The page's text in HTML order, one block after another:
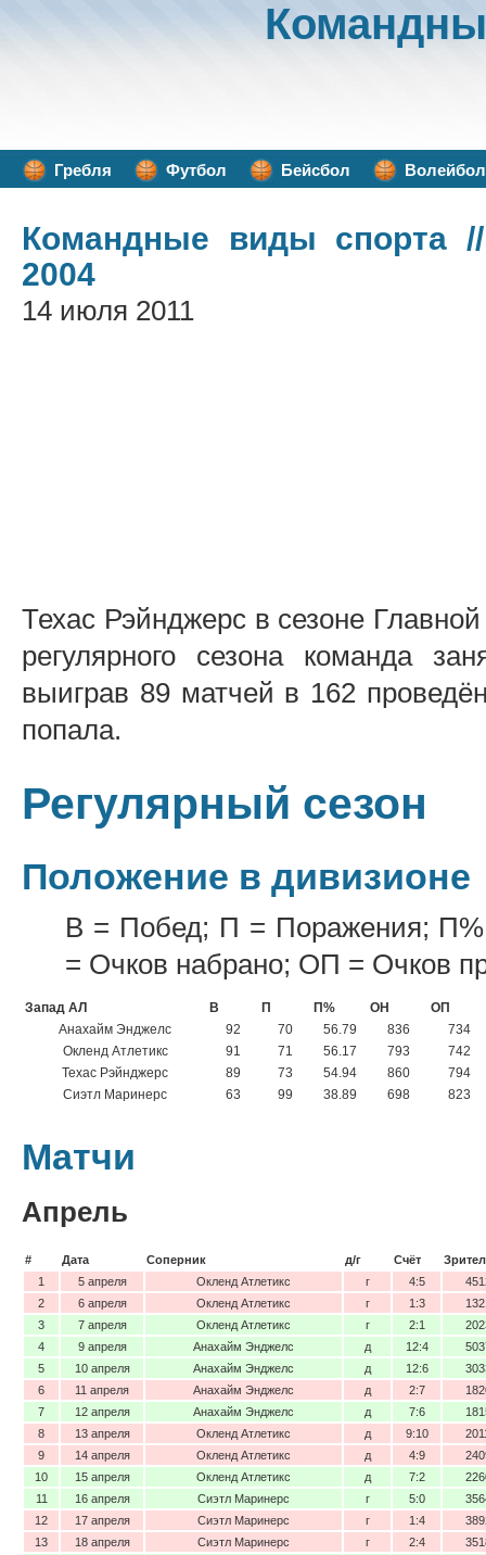
Гребля Футбол Бейсбол Волейбол
Командные виды спорта
2004
14 июля 2011
Техас Рэйнджерс в сезоне
регулярного сезона команда
выиграв 89 матчей в 162
попала.
Регулярный сезон
Положение в дивизионе
В = Побед; П = Поражения;
= Очков набрано; ОП = Очков
Запад АЛ В П П% ОН
ОП
Анахайм Энджелс
92 70 56.79 836
734
Окленд Атлетикс
91 71 56.17 793
742
Техас Рэйнджерс
89 73 54.94 860
794
Сиэтл Маринерс
63 99 38.89 698 823
Матчи
Апрель
# Дата Соперник д/г Счёт
1
5 апреля Окленд Атлетикс г 4:5
2
6 апреля Окленд Атлетикс г 1:3
3
7 апреля Окленд Атлетикс г 2:1
4
9 апреля Анахайм Энджелс д 12:4
5
10 апреля Анахайм Энджелс д 12:6
6
11 апреля Анахайм Энджелс д 2:7
7
12 апреля Анахайм Энджелс д 7:6
8
13 апреля Окленд Атлетикс д 9:10
9
14 апреля Окленд Атлетикс д 4:9
10
15 апреля Окленд Атлетикс д 7:2
11
16 апреля Сиэтл Маринерс г 5:0
12
17 апреля Сиэтл Маринерс г 1:4
13
18 апреля Сиэтл Маринерс г 2:4